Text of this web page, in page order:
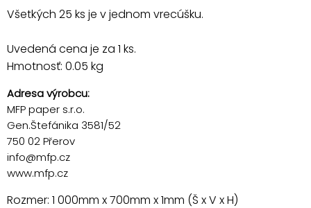
Všetkých 25 ks je v jednom vrecúšku.
Uvedená cena je za 1 ks.
Hmotnosť: 0.05 kg
Adresa výrobcu:
MFP paper s.r.o.
Gen.Štefánika 3581/52
750 02 Přerov
info@mfp.cz
www.mfp.cz
Rozmer: 1 000mm x 700mm x 1mm (Š x V x H)